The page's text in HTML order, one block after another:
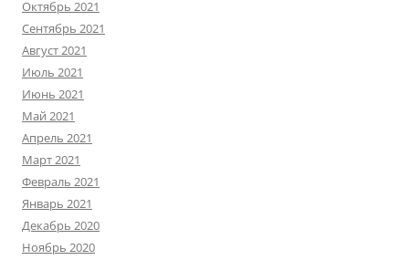
Октябрь 2021
Сентябрь 2021
Август 2021
Июль 2021
Июнь 2021
Май 2021
Апрель 2021
Март 2021
Февраль 2021
Январь 2021
Декабрь 2020
Ноябрь 2020